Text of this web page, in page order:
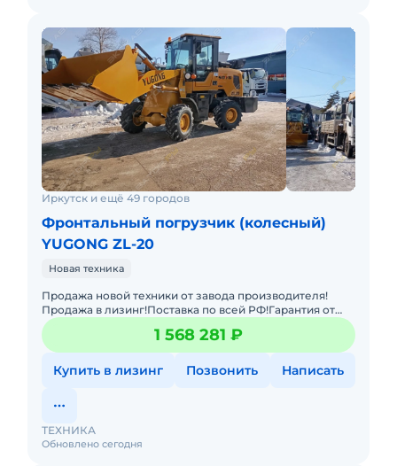
Иркутск и ещё 49 городов
Фронтальный погрузчик (колесный)
YUGONG ZL-20
Новая техника
Продажа новой техники от завода производителя!
Продажа в лизинг!Поставка по всей РФ!Гарантия от
завода производителя!Фронтальный погрузчик
Yugong ZL20 оборуд1 568 281 ₽
Купить в лизинг Позвонить Написать
Обновлено сегодня
ТЕХНИКА